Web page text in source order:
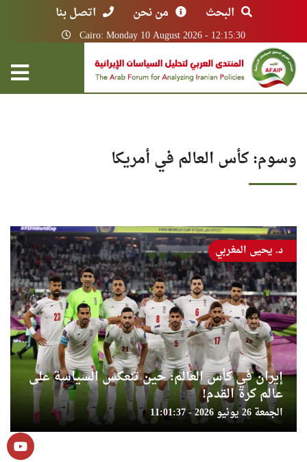
البحث من نحن اتصل بنا
Cairo: Monday 10 August 2026 - 12:15:30
وسوم: كأس العالم في أمريكا
إيران في كأس العالم: حين تنعكس السياسة على
عالم كرة القدم!
الجمعة 26 يونيو 2026 - 11:01:37
د. يحيى المغربي